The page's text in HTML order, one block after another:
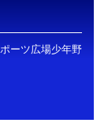
ーツ広場少年野